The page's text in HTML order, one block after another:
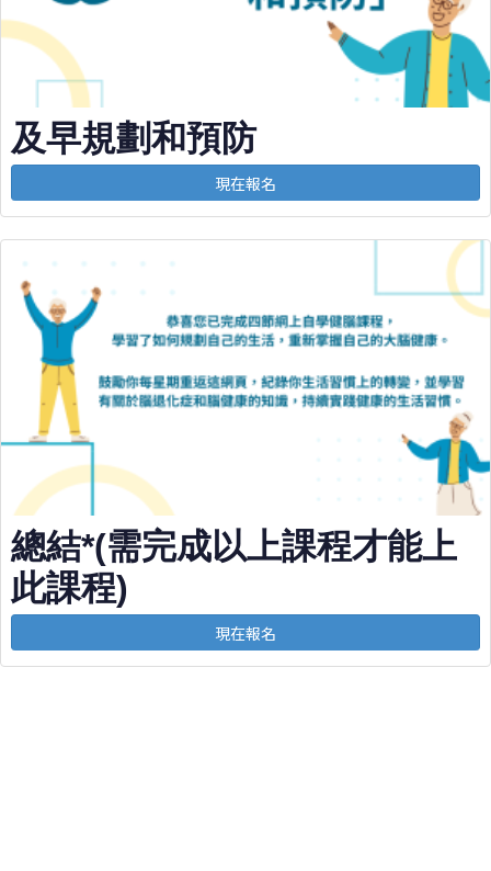
及早規劃和預防
現在報名
總結*(需完成以上課程才能上
此課程)
現在報名